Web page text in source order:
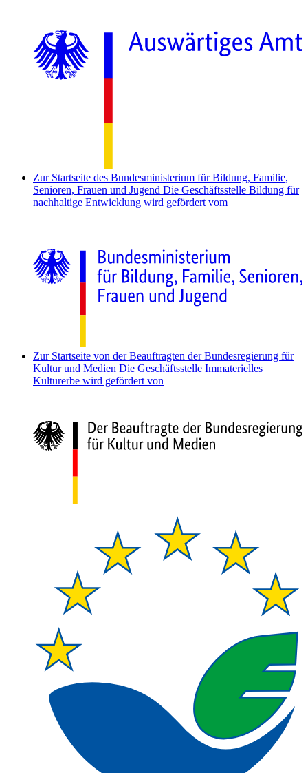
Zur Startseite des Bundesministerium für Bildung, Familie,
Senioren, Frauen und Jugend Die Geschäftsstelle Bildung für
nachhaltige Entwicklung wird gefördert vom
Zur Startseite von der Beauftragten der Bundesregierung für
Kultur und Medien Die Geschäftsstelle Immaterielles
Kulturerbe wird gefördert von